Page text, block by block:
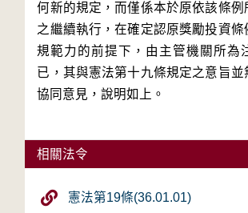
何新的規定，而僅係本於原依該條例
之繼續執行，在確定認原獎勵投資條
規範力的前提下，由主管機關所為
已，其與憲法第十九條規定之意旨並
協同意見，說明如上。
相關法令
憲法第19條(36.01.01)